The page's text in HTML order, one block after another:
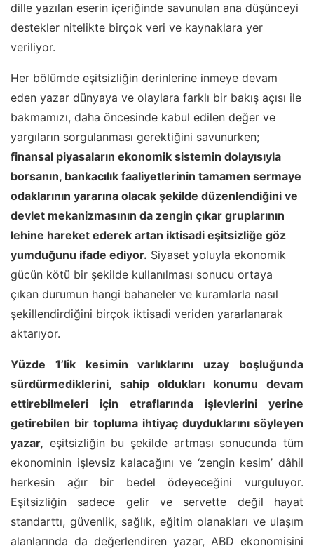
dille yazılan eserin içeriğinde savunulan ana düşünceyi
destekler nitelikte birçok veri ve kaynaklara yer
veriliyor.
Her bölümde eşitsizliğin derinlerine inmeye devam
eden yazar dünyaya ve olaylara farklı bir bakış açısı ile
bakmamızı, daha öncesinde kabul edilen değer ve
yargıların sorgulanması gerektiğini savunurken;
finansal piyasaların ekonomik sistemin dolayısıyla
borsanın, bankacılık faaliyetlerinin tamamen sermaye
odaklarının yararına olacak şekilde düzenlendiğini ve
devlet mekanizmasının da zengin çıkar gruplarının
lehine hareket ederek artan iktisadi eşitsizliğe göz
yumduğunu ifade ediyor. Siyaset yoluyla ekonomik
gücün kötü bir şekilde kullanılması sonucu ortaya
çıkan durumun hangi bahaneler ve kuramlarla nasıl
şekillendirdiğini birçok iktisadi veriden yararlanarak
aktarıyor.
Yüzde 1’lik kesimin varlıklarını uzay boşluğunda
sürdürmediklerini, sahip oldukları konumu devam
ettirebilmeleri için etraflarında işlevlerini yerine
getirebilen bir topluma ihtiyaç duyduklarını söyleyen
yazar, eşitsizliğin bu şekilde artması sonucunda tüm
ekonominin işlevsiz kalacağını ve ‘zengin kesim’ dâhil
herkesin ağır bir bedel ödeyeceğini vurguluyor.
Eşitsizliğin sadece gelir ve servette değil hayat
standarttı, güvenlik, sağlık, eğitim olanakları ve ulaşım
alanlarında da değerlendiren yazar, ABD ekonomisini